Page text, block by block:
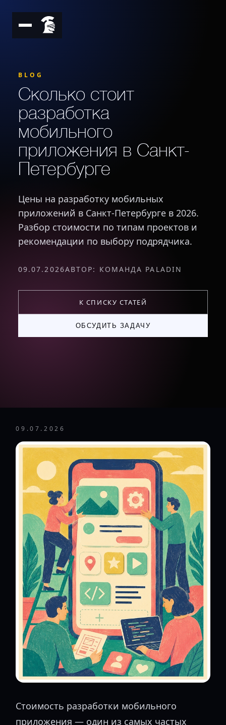
BLOG
Сколько стоит
разработка
мобильного
приложения в Санкт-
Петербурге
Цены на разработку мобильных
приложений в Санкт-Петербурге в 2026.
Разбор стоимости по типам проектов и
рекомендации по выбору подрядчика.
09.07.2026АВТОР: КОМАНДА PALADIN
К СПИСКУ СТАТЕЙ
ОБСУДИТЬ ЗАДАЧУ
09.07.2026
Стоимость разработки мобильного
приложения — один из самых частых